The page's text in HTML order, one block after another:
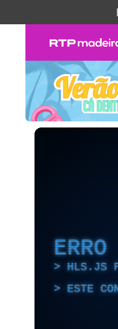
ERRO
HLS.JS
ESTE